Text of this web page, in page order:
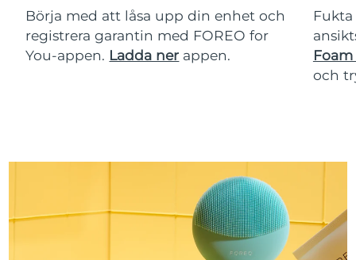
Börja med att låsa upp din enhet och
registrera garantin med FOREO for
You-appen. Ladda ner appen.
Foam
och